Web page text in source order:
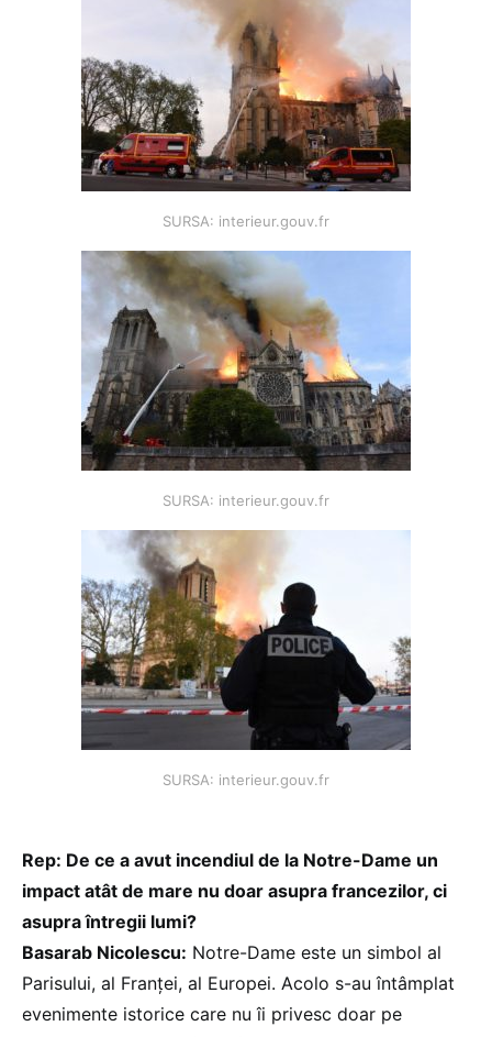
SURSA: interieur.gouv.fr
SURSA: interieur.gouv.fr
SURSA: interieur.gouv.fr
Rep: De ce a avut incendiul de la Notre-Dame un
impact atât de mare nu doar asupra francezilor, ci
asupra întregii lumi?
Basarab Nicolescu: Notre-Dame este un simbol al
Parisului, al Franței, al Europei. Acolo s-au întâmplat
evenimente istorice care nu îi privesc doar pe